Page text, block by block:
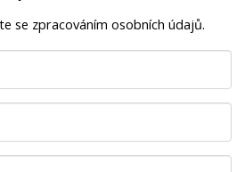
se zpracováním osobních údajů.